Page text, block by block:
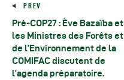
PREV
Pré-COP27 : Ève Bazaïba et
les Ministres des Forêts et
de l’Environnement de la
COMIFAC discutent de
l’agenda préparatoire.